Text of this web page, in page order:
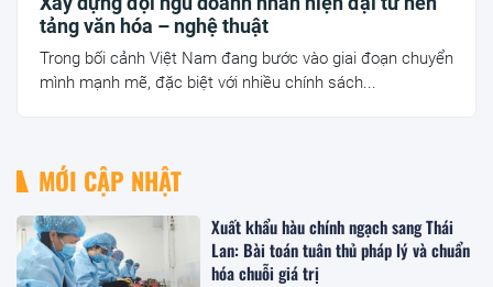
tảng văn hóa – nghệ thuật
Trong bối cảnh Việt Nam đang bước vào giai đoạn chuyển
mình mạnh mẽ, đặc biệt với nhiều chính sách...
MỚI CẬP NHẬT
Xuất khẩu hàu chính ngạch sang Thái
Lan: Bài toán tuân thủ pháp lý và chuẩn
hóa chuỗi giá trị